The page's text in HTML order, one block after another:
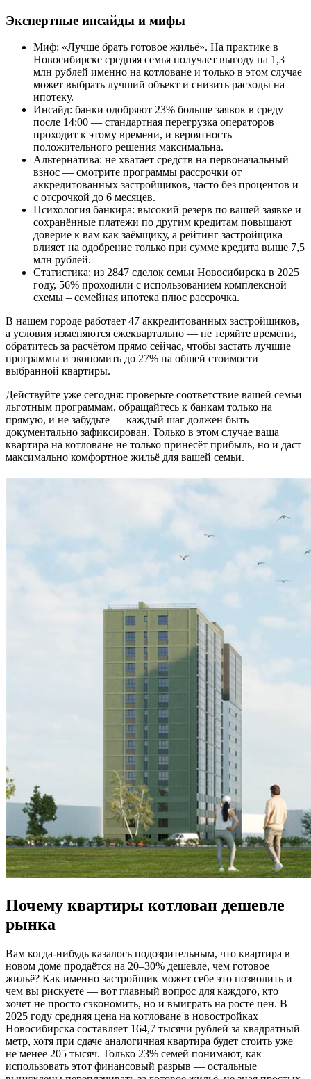
Экспертные инсайды и мифы
Миф: «Лучше брать готовое жильё». На практике в
Новосибирске средняя семья получает выгоду на 1,3
млн рублей именно на котловане и только в этом случае
может выбрать лучший объект и снизить расходы на
ипотеку.
Инсайд: банки одобряют 23% больше заявок в среду
после 14:00 — стандартная перегрузка операторов
проходит к этому времени, и вероятность
положительного решения максимальна.
Альтернатива: не хватает средств на первоначальный
взнос — смотрите программы рассрочки от
аккредитованных застройщиков, часто без процентов и
с отсрочкой до 6 месяцев.
Психология банкира: высокий резерв по вашей заявке и
сохранённые платежи по другим кредитам повышают
доверие к вам как заёмщику, а рейтинг застройщика
влияет на одобрение только при сумме кредита выше 7,5
млн рублей.
Статистика: из 2847 сделок семьи Новосибирска в 2025
году, 56% проходили с использованием комплексной
схемы – семейная ипотека плюс рассрочка.
В нашем городе работает 47 аккредитованных застройщиков,
а условия изменяются ежеквартально — не теряйте времени,
обратитесь за расчётом прямо сейчас, чтобы застать лучшие
программы и экономить до 27% на общей стоимости
выбранной квартиры.
Действуйте уже сегодня: проверьте соответствие вашей семьи
льготным программам, обращайтесь к банкам только на
прямую, и не забудьте — каждый шаг должен быть
документально зафиксирован. Только в этом случае ваша
квартира на котловане не только принесёт прибыль, но и даст
максимально комфортное жильё для вашей семьи.
Почему квартиры котлован дешевле
рынка
Вам когда-нибудь казалось подозрительным, что квартира в
новом доме продаётся на 20–30% дешевле, чем готовое
жильё? Как именно застройщик может себе это позволить и
чем вы рискуете — вот главный вопрос для каждого, кто
хочет не просто сэкономить, но и выиграть на росте цен. В
2025 году средняя цена на котловане в новостройках
Новосибирска составляет 164,7 тысячи рублей за квадратный
метр, хотя при сдаче аналогичная квартира будет стоить уже
не менее 205 тысяч. Только 23% семей понимают, как
использовать этот финансовый разрыв — остальные